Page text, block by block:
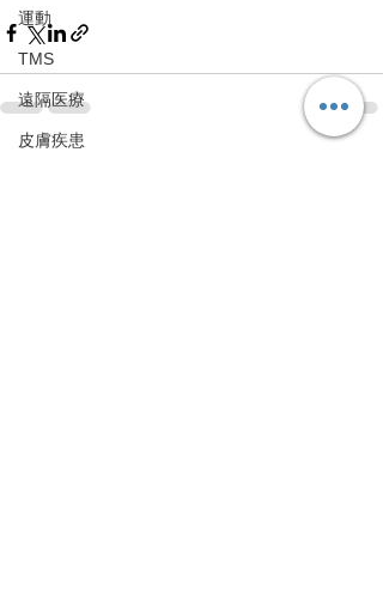
運動
TMS
遠隔医療
皮膚疾患